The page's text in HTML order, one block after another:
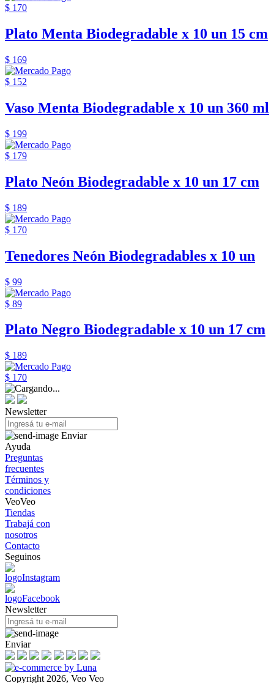
$ 170
Plato Menta Biodegradable x 10 un 15 cm
$ 169
$ 152
Vaso Menta Biodegradable x 10 un 360 ml
$ 199
$ 179
Plato Neón Biodegradable x 10 un 17 cm
$ 189
$ 170
Tenedores Neón Biodegradables x 10 un
$ 99
$ 89
Plato Negro Biodegradable x 10 un 17 cm
$ 189
$ 170
Newsletter
Enviar
Ayuda
Preguntas
frecuentes
Términos y
condiciones
VeoVeo
Tiendas
Trabajá con
nosotros
Contacto
Seguinos
Newsletter
Enviar
Copyright 2026, Veo Veo